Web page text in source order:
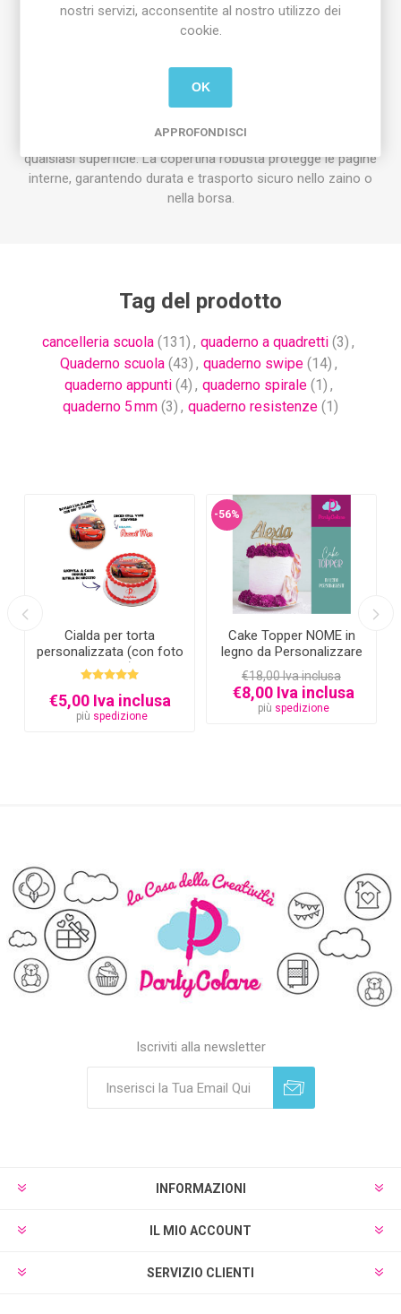
Quaderno Spirale Swipe 5 mmè perfetto per studenti e
professionisti che necessitano di un quaderno versatile e
ordinata e precisa, adatta a matematica, disegno tecnico,
appunti e schemi.
facilmente le pagine e di appoggiarlo comodamente su
qualsiasi superficie. La copertina robusta protegge le pagine
interne, garantendo durata e trasporto sicuro nello zaino o
nella borsa.
Tag del prodotto
cancelleria scuola (131) , quaderno a quadretti (3) ,
Quaderno scuola (43) , quaderno swipe (14) ,
quaderno appunti (4) , quaderno spirale (1) ,
quaderno 5 mm (3) , quaderno resistenze (1)
Cialda per torta
personalizzata (con foto
e testo)
€5,00 Iva inclusa
più spedizione
-56%
Cake Topper NOME in
legno da Personalizzare
€18,00 Iva inclusa
€8,00 Iva inclusa
più spedizione
Iscriviti alla newsletter
INFORMAZIONI
IL MIO ACCOUNT
SERVIZIO CLIENTI
nostri servizi, acconsentite al nostro utilizzo dei
cookie.
OK
APPROFONDISCI